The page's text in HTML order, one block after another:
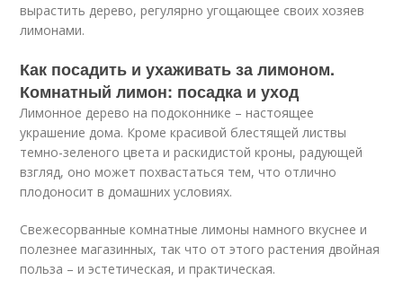
вырастить дерево, регулярно угощающее своих хозяев
лимонами.
Как посадить и ухаживать за лимоном.
Комнатный лимон: посадка и уход
Лимонное дерево на подоконнике – настоящее
украшение дома. Кроме красивой блестящей листвы
темно-зеленого цвета и раскидистой кроны, радующей
взгляд, оно может похвастаться тем, что отлично
плодоносит в домашних условиях.
Свежесорванные комнатные лимоны намного вкуснее и
полезнее магазинных, так что от этого растения двойная
польза – и эстетическая, и практическая.